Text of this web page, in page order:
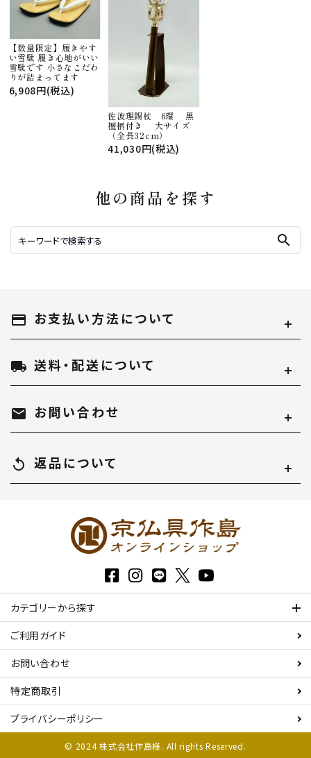
【数量限定】履きやす
い雪駄 履き心地がいい
雪駄です 小さなこだわ
りが詰まってます
6,908円(税込)
佐波理錫杖 6環 黒
檀柄付き 大サイズ
（全長32cm）
41,030円(税込)
他の商品を探す
search
payment お支払い方法について
local_shipping 送料・配送について
mail お問い合わせ
replay 返品について
カテゴリーから探す
ご利用ガイド
お問い合わせ
特定商取引
プライバシーポリシー
© 2024 株式会社作島様. All rights Reserved.